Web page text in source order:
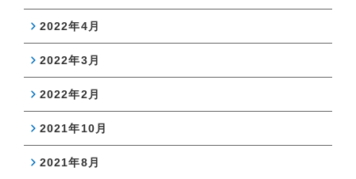
2022年4月
2022年3月
2022年2月
2021年10月
2021年8月